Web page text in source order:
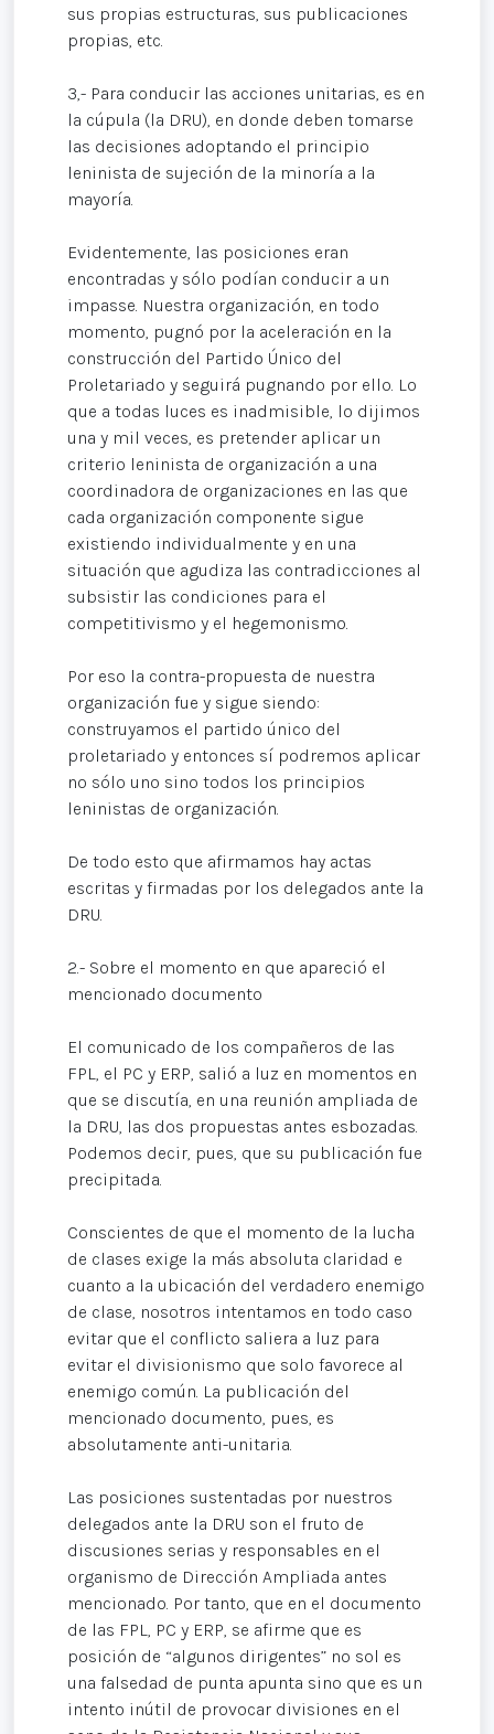
sus propias estructuras, sus publicaciones
propias, etc.
3,- Para conducir las acciones unitarias, es en
la cúpula (la DRU), en donde deben tomarse
las decisiones adoptando el principio
leninista de sujeción de la minoría a la
mayoría.
Evidentemente, las posiciones eran
encontradas y sólo podían conducir a un
impasse. Nuestra organización, en todo
momento, pugnó por la aceleración en la
construcción del Partido Único del
Proletariado y seguirá pugnando por ello. Lo
que a todas luces es inadmisible, lo dijimos
una y mil veces, es pretender aplicar un
criterio leninista de organización a una
coordinadora de organizaciones en las que
cada organización componente sigue
existiendo individualmente y en una
situación que agudiza las contradicciones al
subsistir las condiciones para el
competitivismo y el hegemonismo.
Por eso la contra-propuesta de nuestra
organización fue y sigue siendo:
construyamos el partido único del
proletariado y entonces sí podremos aplicar
no sólo uno sino todos los principios
leninistas de organización.
De todo esto que afirmamos hay actas
escritas y firmadas por los delegados ante la
DRU.
2.- Sobre el momento en que apareció el
mencionado documento
El comunicado de los compañeros de las
FPL, el PC y ERP, salió a luz en momentos en
que se discutía, en una reunión ampliada de
la DRU, las dos propuestas antes esbozadas.
Podemos decir, pues, que su publicación fue
precipitada.
Conscientes de que el momento de la lucha
de clases exige la más absoluta claridad e
cuanto a la ubicación del verdadero enemigo
de clase, nosotros intentamos en todo caso
evitar que el conflicto saliera a luz para
evitar el divisionismo que solo favorece al
enemigo común. La publicación del
mencionado documento, pues, es
absolutamente anti-unitaria.
Las posiciones sustentadas por nuestros
delegados ante la DRU son el fruto de
discusiones serias y responsables en el
organismo de Dirección Ampliada antes
mencionado. Por tanto, que en el documento
de las FPL, PC y ERP, se afirme que es
posición de “algunos dirigentes” no sol es
una falsedad de punta apunta sino que es un
intento inútil de provocar divisiones en el